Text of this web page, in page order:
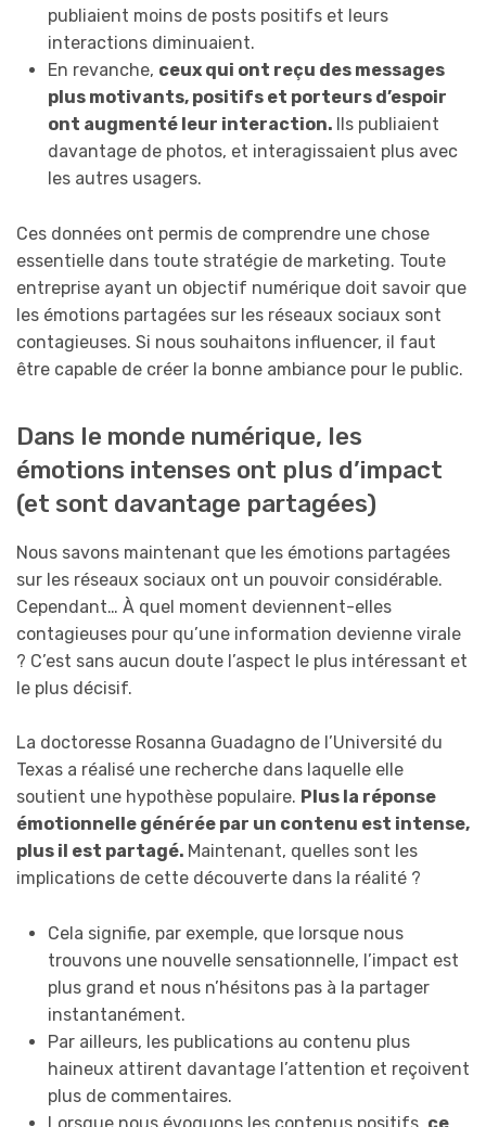
publiaient moins de posts positifs et leurs
interactions diminuaient.
En revanche, ceux qui ont reçu des messages
plus motivants, positifs et porteurs d’espoir
ont augmenté leur interaction. Ils publiaient
davantage de photos, et interagissaient plus avec
les autres usagers.
Ces données ont permis de comprendre une chose
essentielle dans toute stratégie de marketing. Toute
entreprise ayant un objectif numérique doit savoir que
les émotions partagées sur les réseaux sociaux sont
contagieuses. Si nous souhaitons influencer, il faut
être capable de créer la bonne ambiance pour le public.
Dans le monde numérique, les
émotions intenses ont plus d’impact
(et sont davantage partagées)
Nous savons maintenant que les émotions partagées
sur les réseaux sociaux ont un pouvoir considérable.
Cependant… À quel moment deviennent-elles
contagieuses pour qu’une information devienne virale
? C’est sans aucun doute l’aspect le plus intéressant et
le plus décisif.
La doctoresse Rosanna Guadagno de l’Université du
Texas a réalisé une recherche dans laquelle elle
soutient une hypothèse populaire. Plus la réponse
émotionnelle générée par un contenu est intense,
plus il est partagé. Maintenant, quelles sont les
implications de cette découverte dans la réalité ?
Cela signifie, par exemple, que lorsque nous
trouvons une nouvelle sensationnelle, l’impact est
plus grand et nous n’hésitons pas à la partager
instantanément.
Par ailleurs, les publications au contenu plus
haineux attirent davantage l’attention et reçoivent
plus de commentaires.